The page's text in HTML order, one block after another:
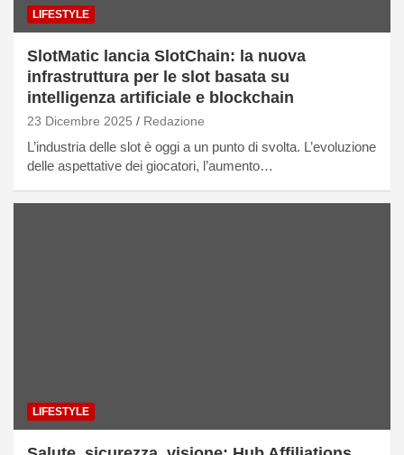
LIFESTYLE
SlotMatic lancia SlotChain: la nuova
infrastruttura per le slot basata su
intelligenza artificiale e blockchain
23 Dicembre 2025 Redazione
L’industria delle slot è oggi a un punto di svolta. L’evoluzione
delle aspettative dei giocatori, l’aumento…
LIFESTYLE